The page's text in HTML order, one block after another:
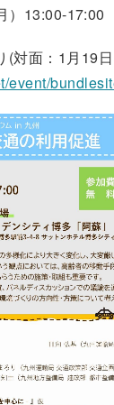
）13:00-17:00
(対面：1月19
event/